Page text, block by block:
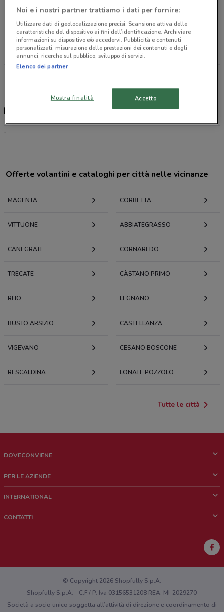
17.2 km
Via Passo San Giacomo, 8 Busto Arsizio
18.3 km
Ehiweb, offerte e negozi
-
Offerte volantini e cataloghi per città nelle vicinanze
MAGENTA CORBETTA
VITTUONE ABBIATEGRASSO
CANEGRATE CORNAREDO
TRECATE CÀSTANO PRIMO
RHO LEGNANO
BUSTO ARSIZIO CASTELLANZA
VIGEVANO CESANO BOSCONE
RESCALDINA LONATE POZZOLO
Tutte le città
DOVECONVIENE
Chi siamo
Lavora con noi
PER LE AZIENDE
Richieste commerciali e marketing
INTERNATIONAL
CONTATTI
Hai un malfunzionamento sul web o sull'app?
© Copyright 2026 Shopfully S.p.A.
Shopfully S.p.A. - C.F / P. Iva 03156531208 REA: MI-2029270
Società a socio unico soggetta all’attività di direzione e coordinamento di
Noi e i nostri partner trattiamo i dati per fornire:
Utilizzare dati di geolocalizzazione precisi. Scansione attiva delle
caratteristiche del dispositivo ai fini dell’identificazione. Archiviare
informazioni su dispositivo e/o accedervi. Pubblicità e contenuti
personalizzati, misurazione delle prestazioni dei contenuti e degli
annunci, ricerche sul pubblico, sviluppo di servizi.
Elenco dei partner
Mostra finalità Accetto